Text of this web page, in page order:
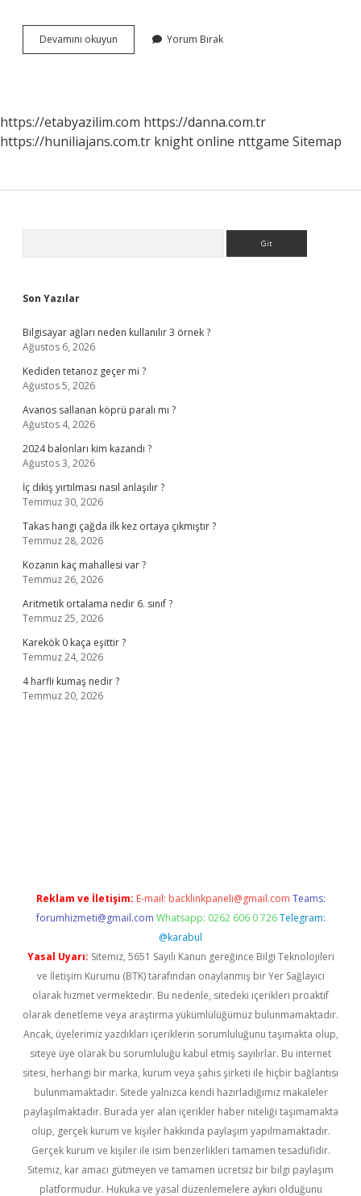
Devamını okuyun Telefondan
Sure
Yorum Bırak
https://etabyazilim.com https://danna.com.tr
https://huniliajans.com.tr knight online nttgame Sitemap
Son Yazılar
Bilgisayar ağları neden kullanılır 3 örnek ?
Ağustos 6, 2026
Kediden tetanoz geçer mi ?
Ağustos 5, 2026
Avanos sallanan köprü paralı mı ?
Ağustos 4, 2026
2024 balonları kim kazandı ?
Ağustos 3, 2026
İç dikiş yırtılması nasıl anlaşılır ?
Temmuz 30, 2026
Takas hangi çağda ilk kez ortaya çıkmıştır ?
Temmuz 28, 2026
Kozanın kaç mahallesi var ?
Temmuz 26, 2026
Aritmetik ortalama nedir 6. sınıf ?
Temmuz 25, 2026
Karekök 0 kaça eşittir ?
Temmuz 24, 2026
4 harfli kumaş nedir ?
Temmuz 20, 2026
Reklam ve İletişim: E-mail: backlinkpaneli@gmail.com Teams:
forumhizmeti@gmail.com Whatsapp: 0262 606 0 726 Telegram:
@karabul
Yasal Uyarı: Sitemiz, 5651 Sayılı Kanun gereğince Bilgi Teknolojileri
ve İletişim Kurumu (BTK) tarafından onaylanmış bir Yer Sağlayıcı
olarak hizmet vermektedir. Bu nedenle, sitedeki içerikleri proaktif
olarak denetleme veya araştırma yükümlülüğümüz bulunmamaktadır.
Ancak, üyelerimiz yazdıkları içeriklerin sorumluluğunu taşımakta olup,
siteye üye olarak bu sorumluluğu kabul etmiş sayılırlar. Bu internet
sitesi, herhangi bir marka, kurum veya şahıs şirketi ile hiçbir bağlantısı
bulunmamaktadır. Sitede yalnızca kendi hazırladığımız makaleler
paylaşılmaktadır. Burada yer alan içerikler haber niteliği taşımamakta
olup, gerçek kurum ve kişiler hakkında paylaşım yapılmamaktadır.
Gerçek kurum ve kişiler ile isim benzerlikleri tamamen tesadüfidir.
Sitemiz, kar amacı gütmeyen ve tamamen ücretsiz bir bilgi paylaşım
platformudur. Hukuka ve yasal düzenlemelere aykırı olduğunu